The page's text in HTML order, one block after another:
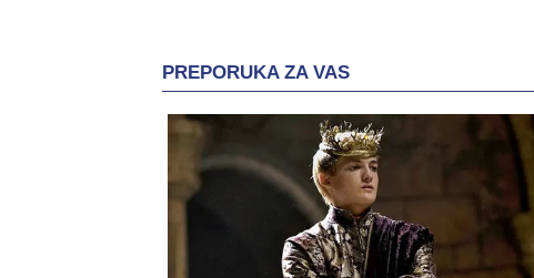
PREPORUKA ZA VAS